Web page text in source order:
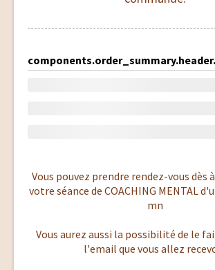
Vous pouvez prendre rendez-vous dès
votre séance de COACHING MENTAL
mn
Vous aurez aussi la possibilité de le
l'email que vous allez